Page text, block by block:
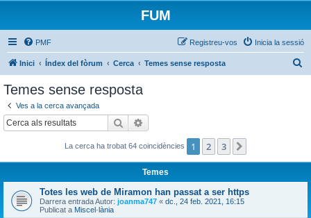
FUM
PMF Inicia la sessió
Registreu-vos
Inici Índex del fòrum Cerca Temes sense resposta
Temes sense resposta
Ves a la cerca avançada
Cerca
La cerca ha trobat 64 coincidències 1 2 3
Temes
Totes les web de Miramon han passat a ser https
Darrera entrada Autor: joanma747 « dc., 24 feb. 2021, 16:15
Publicat a Miscel·lània